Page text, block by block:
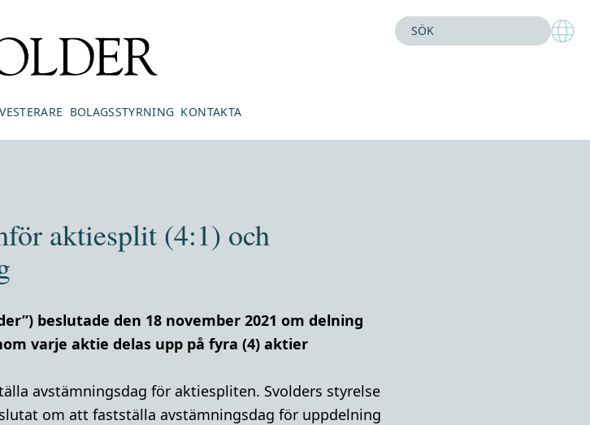
BOLAGSSTYRNING KONTAKTA
aktiesplit (4:1) och
beslutade den 18 november 2021 om delning
varje aktie delas upp på fyra (4) aktier
avstämningsdag för aktiespliten. Svolders styrelse
om att fastställa avstämningsdag för uppdelning